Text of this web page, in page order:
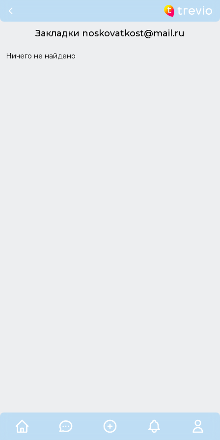
Закладки noskovatkost@mail.ru
Ничего не найдено